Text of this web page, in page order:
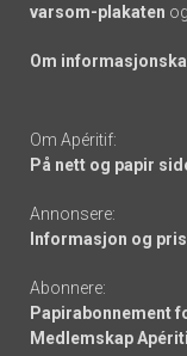
varsom-plakaten og
Om
Om Apéritif:
På nett og papir
Annonsere:
Informasjon og
Abonnere:
Papirabonnement
Medlemskap